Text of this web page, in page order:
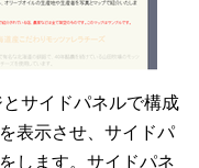
サイドパネルで構成
表示させ、サイドパ
します。サイドパネ